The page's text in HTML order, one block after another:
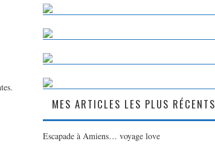
MES ARTICLES LES PLUS RÉCENTS
Escapade à Amiens… voyage love